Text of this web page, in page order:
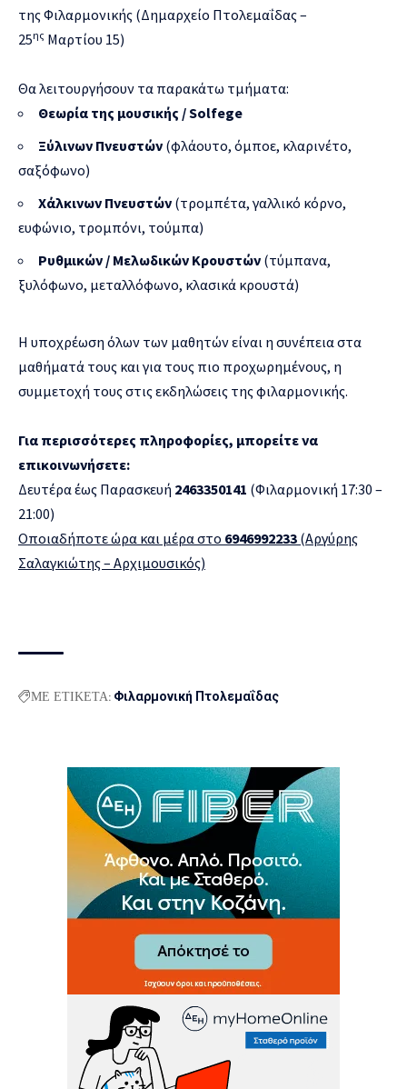
της Φιλαρμονικής (Δημαρχείο Πτολεμαΐδας –
25ης Μαρτίου 15)
Θα λειτουργήσουν τα παρακάτω τμήματα:
Θεωρία της μουσικής /Solfege
Ξύλινων Πνευστών (φλάουτο, όμποε, κλαρινέτο,
σαξόφωνο)
Χάλκινων Πνευστών (τρομπέτα, γαλλικό κόρνο,
ευφώνιο, τρομπόνι, τούμπα)
Ρυθμικών / Μελωδικών Κρουστών (τύμπανα,
ξυλόφωνο, μεταλλόφωνο, κλασικά κρουστά)
Η υποχρέωση όλων των μαθητών είναι η συνέπεια στα
μαθήματά τους και για τους πιο προχωρημένους, η
συμμετοχή τους στις εκδηλώσεις της φιλαρμονικής.
Για περισσότερες πληροφορίες, μπορείτε να
επικοινωνήσετε:
Δευτέρα έως Παρασκευή 2463350141 (Φιλαρμονική 17:30 –
21:00)
Οποιαδήποτε ώρα και μέρα στο 6946992233 (Αργύρης
Σαλαγκιώτης – Αρχιμουσικός)
ΜΕ ΕΤΙΚΕΤΑ: Φιλαρμονική Πτολεμαΐδας